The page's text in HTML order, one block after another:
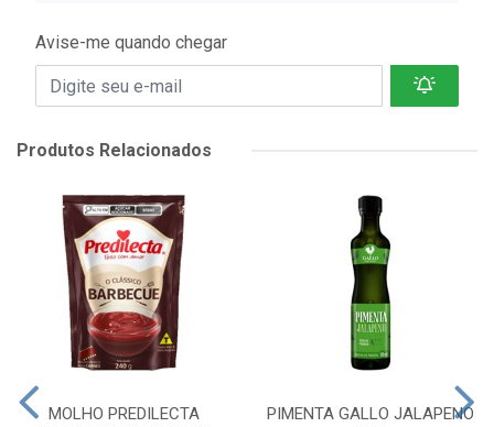
Avise-me quando chegar
Produtos Relacionados
MOLHO PREDILECTA
PIMENTA GALLO JALAPENO